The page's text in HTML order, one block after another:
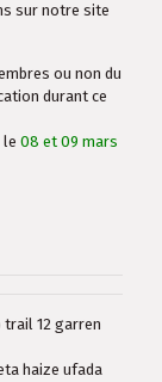
sur notre site
ou non du
durant ce
le 08 et 09 mars
trail 12 garren
haize ufada